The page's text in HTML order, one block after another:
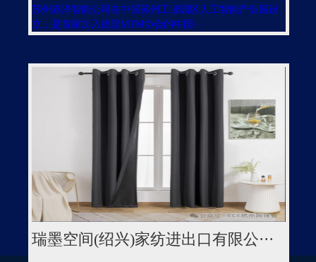
苏州嘉泽智能公司在中国苏州工业园区人工智能产业园设
立，是首家加入德国MTM协会的中国···
瑞墨空间(绍兴)家纺进出口有限公···